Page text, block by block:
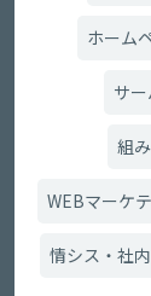
ホーム
サ
組
WEBマーケ
情シス・社